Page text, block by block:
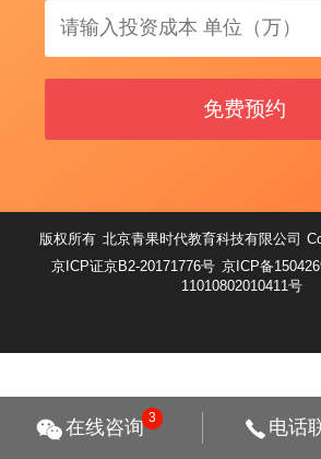
免费预约
版权所有 北京青果时代教育科技有限公司
京ICP证京B2-20171776号 京ICP备
11010802010411号
3
在线咨询 电话